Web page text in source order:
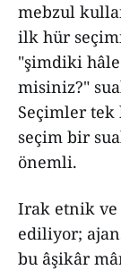
mebzul
ilk hür
"şimdiki
misiniz?"
Seçimler tek
seçim bir
önemli.
Irak etnik ve
ediliyor;
bu âşikâr